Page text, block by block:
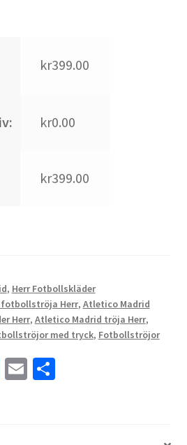
kr399.00
kr0.00
kr399.00
, Herr Fotbollskläder
Herr, Atletico Madrid
Herr, Atletico Madrid tröja Herr,
med tryck, Fotbollströjor
E D